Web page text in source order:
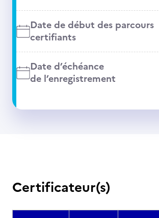
Date de début des parcours
certifiants
Date d’échéance
de l’enregistrement
Certificateur(s)